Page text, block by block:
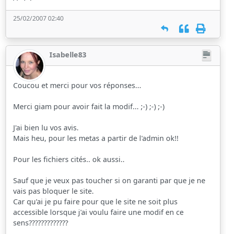
25/02/2007 02:40
Isabelle83
Coucou et merci pour vos réponses...
Merci giam pour avoir fait la modif... ;-) ;-) ;-)
J'ai bien lu vos avis.
Mais heu, pour les metas a partir de l'admin ok!!
Pour les fichiers cités.. ok aussi..
Sauf que je veux pas toucher si on garanti par que je ne
vais pas bloquer le site.
Car qu'ai je pu faire pour que le site ne soit plus
accessible lorsque j'ai voulu faire une modif en ce
sens?????????????